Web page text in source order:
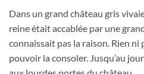
Dans un grand château gris
reine était accablée par une
connaissait pas la raison. Rien
pouvoir la consoler. Jusqu’au